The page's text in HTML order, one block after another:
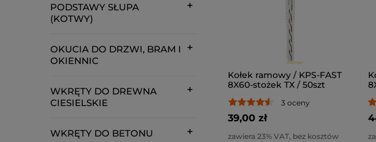
PODSTAWY SŁUPA
(KOTWY)
OKUCIA DO DRZWI, BRAM I
OKIENNIC
WKRĘTY DO DREWNA
CIESIELSKIE
WKRĘTY DO BETONU
Kołek ramowy / KPS-FAST
8X60-stożek TX / 50szt
3 oceny
39,00 zł
zawiera 23% VAT, bez kosztów